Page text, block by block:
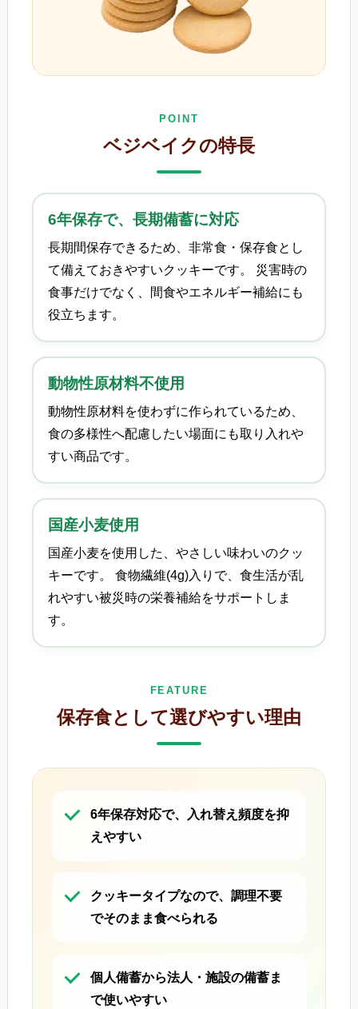
POINT
ベジベイクの特長
6年保存で、長期備蓄に対応
長期間保存できるため、非常食・保存食とし
て備えておきやすいクッキーです。 災害時の
食事だけでなく、間食やエネルギー補給にも
役立ちます。
動物性原材料不使用
動物性原材料を使わずに作られているため、
食の多様性へ配慮したい場面にも取り入れや
すい商品です。
国産小麦使用
国産小麦を使用した、やさしい味わいのクッ
キーです。 食物繊維(4g)入りで、食生活が乱
れやすい被災時の栄養補給をサポートしま
す。
FEATURE
保存食として選びやすい理由
6年保存対応で、入れ替え頻度を抑
えやすい
クッキータイプなので、調理不要
でそのまま食べられる
個人備蓄から法人・施設の備蓄ま
で使いやすい